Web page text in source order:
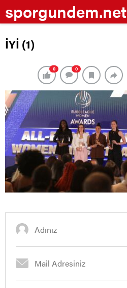
sporgundem.net
İYİ (1)
0 0